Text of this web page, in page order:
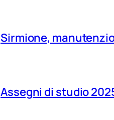
Sirmione,
Assegni di studio